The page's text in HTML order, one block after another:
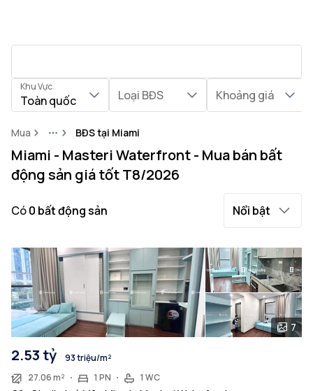
Khu Vực
Toàn quốc Loại BĐS Khoảng giá
Mua MoreBĐS tại Miami
Miami - Masteri Waterfront - Mua bán bất
động sản giá tốt T8/2026
Có0 bất động sản Nổi bật
7
2.53 tỷ
93 triệu/m²
27.06 m²
1 PN 1 WC